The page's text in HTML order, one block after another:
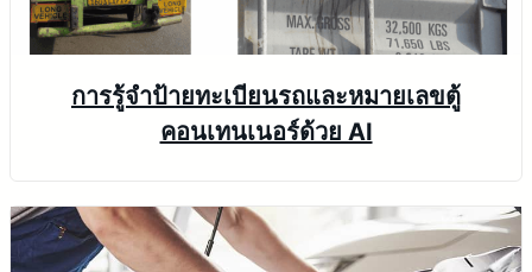
การรู้จำป้ายทะเบียนรถและหมายเลขตู้
คอนเทนเนอร์ด้วย AI